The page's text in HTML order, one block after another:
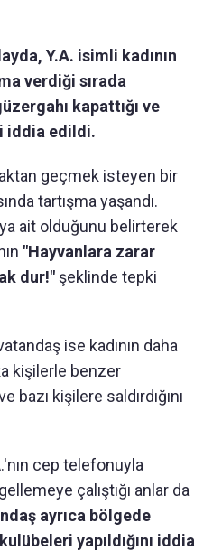
Y.A. isimli kadının
verdiği sırada
kapattığı ve
iddia edildi.
geçmek isteyen bir
tartışma yaşandı.
ait olduğunu belirterek
"Hayvanlara zarar
dur!" şeklinde tepki
ise kadının daha
kişilerle benzer
bazı kişilere saldırdığını
cep telefonuyla
çalıştığı anlar da
ayrıca bölgede
yapıldığını iddia